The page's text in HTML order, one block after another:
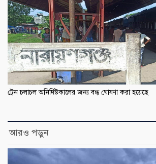
ট্রেন চলাচল অনির্দিষ্টকালের জন্য বন্ধ ঘোষণা করা হয়েছে
আরও পড়ুন